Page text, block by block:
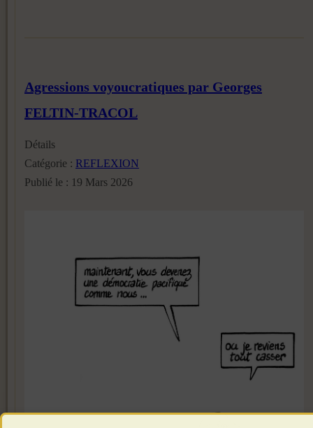
Agressions voyoucratiques par Georges
FELTIN-TRACOL
Détails
Catégorie : REFLEXION
Publié le : 19 Mars 2026